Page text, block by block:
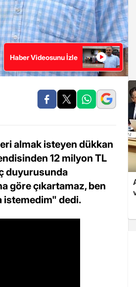
Haber Videosunu İzle
almak isteyen dükkan
12 milyon TL
duyurusunda
göre çıkartamaz, ben
istemedim" dedi.